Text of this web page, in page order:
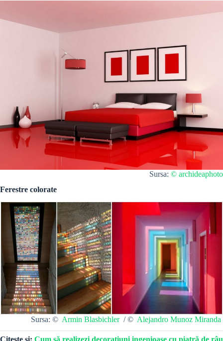
Sursa: © archideaphoto
Ferestre colorate
Sursa: © Armin Blasbichler/ © Alejandro Munoz Miranda
Citește și: Cum să realizezi decorațiuni ingenioase cu piatră de râu